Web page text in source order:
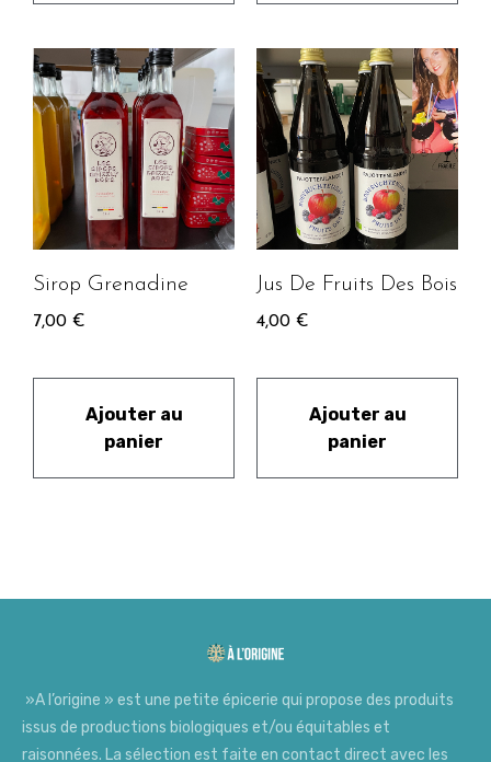
Sirop Grenadine
7,00 €
Ajouter au
panier
Jus De Fruits Des Bois
4,00 €
Ajouter au
panier
»A l’origine » est une petite épicerie qui propose des produits
issus de productions biologiques et/ou équitables et
raisonnées. La sélection est faite en contact direct avec les